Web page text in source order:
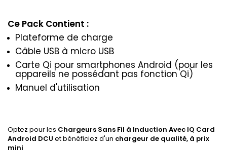
Ce Pack Contient :
Plateforme de charge
Câble USB à micro USB
Carte Qi pour smartphones Android (pour les
appareils ne possédant pas fonction Qi)
Manuel d'utilisation
Optez pour les Chargeurs Sans Fil à Induction Avec IQ Card
Android DCU et bénéficiez d'un chargeur de qualité, à prix
mini